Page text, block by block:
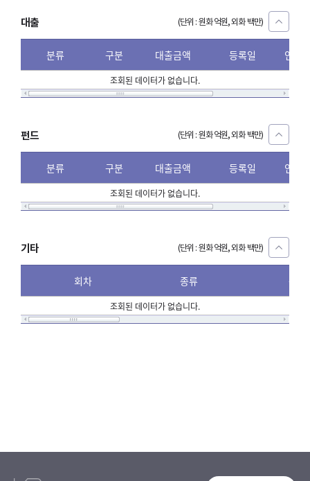
대출 (단위 : 원화 억원, 외화 백만)
분류 구분 대출금액 등록일 인증
조회된 데이터가 없습니다.
펀드 (단위 : 원화 억원, 외화 백만)
분류 구분 대출금액 등록일 인증
조회된 데이터가 없습니다.
기타 (단위 : 원화 억원, 외화 백만)
회차 종류 분류
조회된 데이터가 없습니다.